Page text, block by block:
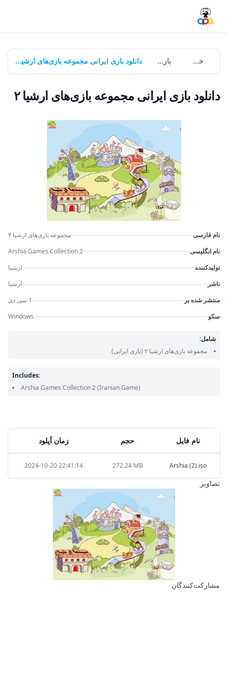
خانه بازی‌ها دانلود بازی ایرانی مجموعه بازی‌های ارشیا ۲
دانلود بازی ایرانی مجموعه بازی‌های ارشیا ۲
نام فایل حجم زمان آپلود
Arshia (2).iso
272.24 MB
2024-10-20 22:41:14
تصاویر
مشارکت‌کنندگان
نام فارسی
مجموعه بازی‌های ارشیا ۲
نام انگلیسی
Arshia Games Collection 2
تولیدکننده
ارشیا
ناشر
ارشیا
منتشر شده بر
1 سی دی
سکو
Windows
شامل:
مجموعه بازی‌های ارشیا ۲
(بازی ایرانی)
Includes:
Arshia Games Collection 2(Iranian Game)